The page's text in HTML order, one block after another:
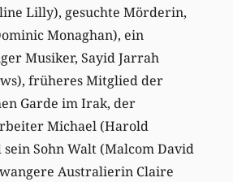
Lilly), gesuchte Mörderin,
Monaghan), ein
Musiker, Sayid Jarrah
früheres Mitglied der
Garde im Irak, der
Michael (Harold
Sohn Walt (Malcom David
Australierin Claire